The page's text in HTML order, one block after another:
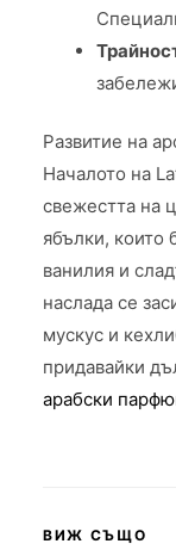
Развитие на
Началото на
свежестта на
ябълки, които
ванилия и
наслада се
мускус и
придавайки
арабски
ВИЖ СЪЩО